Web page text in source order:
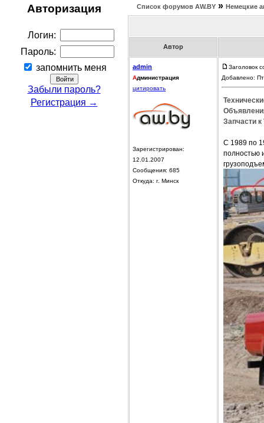
Авторизация
Логин:
Пароль:
запомнить меня
Забыли пароль?
Регистрация →
Список форумов АW.BY » Немецкие
Автор
admin
Администрация
цитировать
Зарегистрирован:
12.01.2007
Сообщения: 685
Откуда: г. Минск
Заголовок
Добавлено:
Запчасти к
С 1989 по
полностью